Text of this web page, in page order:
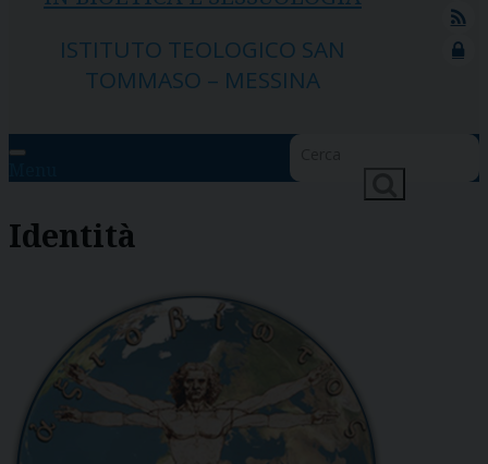
ISTITUTO TEOLOGICO SAN
TOMMASO – MESSINA
Identità